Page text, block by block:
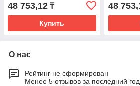
48 753,12 ₸
Купить
48
О нас
Рейтинг не сформирован
Менее 5 отзывов за последний год